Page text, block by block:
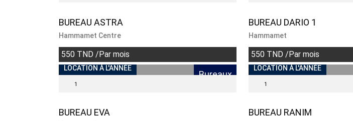
BUREAU ASTRA
Hammamet Centre
550 TND /Par mois
BUREAU DARIO 1
Hammamet
550 TND /Par mois
LOCATION À L'ANNÉE
Bureaux
1
BUREAU EVA
INDISPONIBLE
LOCATION À L'ANNÉE
1
BUREAU RANIM